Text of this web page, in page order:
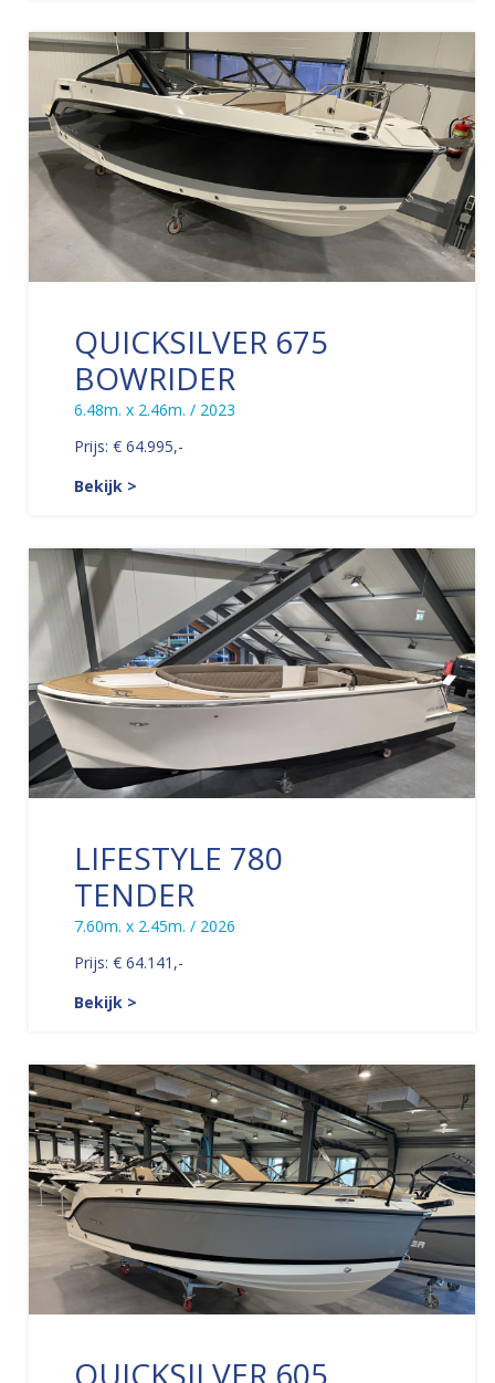
QUICKSILVER 675
BOWRIDER
6.48m. x 2.46m. / 2023
Prijs: € 64.995,-
Bekijk >
LIFESTYLE 780
TENDER
7.60m. x 2.45m. / 2026
Prijs: € 64.141,-
Bekijk >
QUICKSILVER 605